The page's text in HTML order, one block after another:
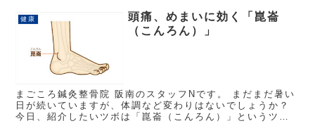
健康
頭痛、めまいに効く「崑崙
（こんろん）」
まごころ鍼灸整骨院 阪南のスタッフNです。 まだまだ暑い
日が続いていますが、体調など変わりはないでしょうか？
今日、紹介したいツボは「崑崙（こんろん）」というツボ